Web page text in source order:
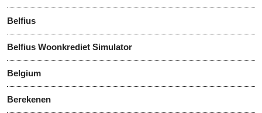
Belfius
Belfius Woonkrediet Simulator
Belgium
Berekenen